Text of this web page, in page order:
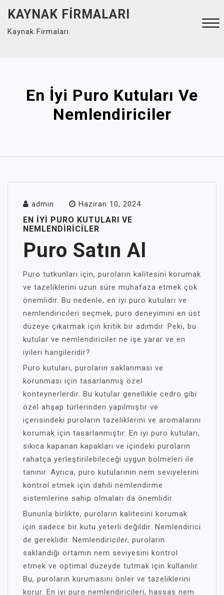
content
KAYNAK FIRMALARI
Kaynak Firmaları
En İyi Puro Kutuları Ve
Nemlendiriciler
admin Haziran 10, 2024
EN İYI PURO KUTULARI VE
NEMLENDIRICILER
Puro Satın Al
Puro tutkunları için, puroların kalitesini korumak
ve tazeliklerini uzun süre muhafaza etmek çok
önemlidir. Bu nedenle, en iyi puro kutuları ve
nemlendiricileri seçmek, puro deneyimini en üst
düzeye çıkarmak için kritik bir adımdır. Peki, bu
kutular ve nemlendiriciler ne işe yarar ve en
iyileri hangileridir?
Puro kutuları, puroların saklanması ve
korunması için tasarlanmış özel
konteynerlerdir. Bu kutular genellikle cedro gibi
özel ahşap türlerinden yapılmıştır ve
içerisindeki puroların tazeliklerini ve aromalarını
korumak için tasarlanmıştır. En iyi puro kutuları,
sıkıca kapanan kapakları ve içindeki puroların
rahatça yerleştirilebileceği uygun bölmeleri ile
tanınır. Ayrıca, puro kutularının nem seviyelerini
kontrol etmek için dahili nemlendirme
sistemlerine sahip olmaları da önemlidir.
Bununla birlikte, puroların kalitesini korumak
için sadece bir kutu yeterli değildir. Nemlendirici
de gereklidir. Nemlendiriciler, puroların
saklandığı ortamın nem seviyesini kontrol
etmek ve optimal düzeyde tutmak için kullanılır.
Bu, puroların kurumasını önler ve tazeliklerini
korur. En iyi puro nemlendiricileri, hassas nem